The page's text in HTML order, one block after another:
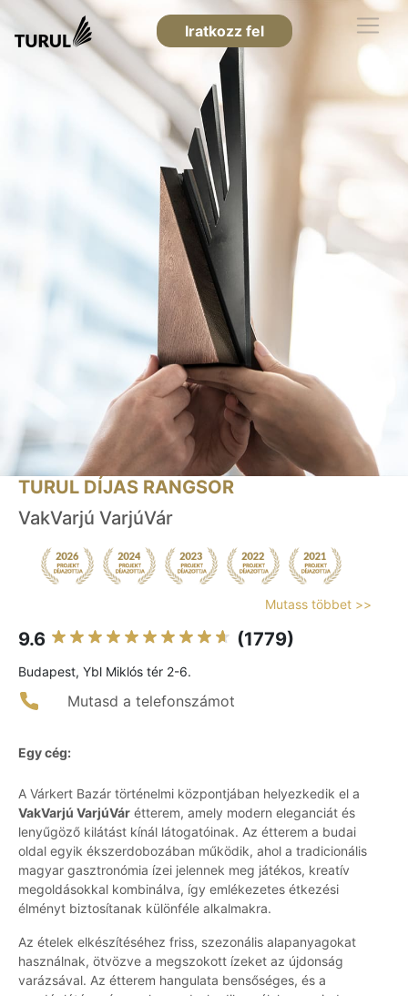
Iratkozz fel
TURUL DÍJAS RANGSOR
VakVarjú VarjúVár
Mutass többet >>
9.6 (1779)
Budapest, Ybl Miklós tér 2-6.
Mutasd a telefonszámot
Egy cég:
A Várkert Bazár történelmi központjában helyezkedik el a
VakVarjú VarjúVár étterem, amely modern eleganciát és
lenyűgöző kilátást kínál látogatóinak. Az étterem a budai
oldal egyik ékszerdobozában működik, ahol a tradicionális
magyar gasztronómia ízei jelennek meg játékos, kreatív
megoldásokkal kombinálva, így emlékezetes étkezési
élményt biztosítanak különféle alkalmakra.
Az ételek elkészítéséhez friss, szezonális alapanyagokat
használnak, ötvözve a megszokott ízeket az újdonság
varázsával. Az étterem hangulata bensőséges, és a